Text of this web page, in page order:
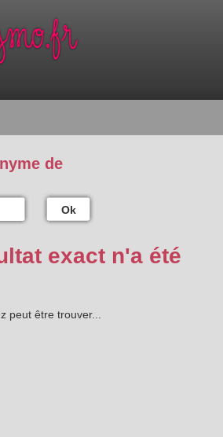
de
Ok
exact n'a été
peut être trouver...